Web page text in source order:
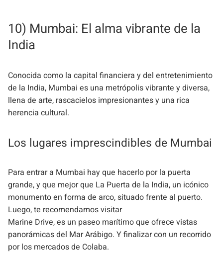
10) Mumbai: El alma vibrante de la
India
Conocida como la capital financiera y del entretenimiento
de la India, Mumbai es una metrópolis vibrante y diversa,
llena de arte, rascacielos impresionantes y una rica
herencia cultural.
Los lugares imprescindibles de Mumbai
Para entrar a Mumbai hay que hacerlo por la puerta
grande, y que mejor que La Puerta de la India, un icónico
monumento en forma de arco, situado frente al puerto.
Luego, te recomendamos visitar
Marine Drive, es un paseo marítimo que ofrece vistas
panorámicas del Mar Arábigo. Y finalizar con un recorrido
por los mercados de Colaba.